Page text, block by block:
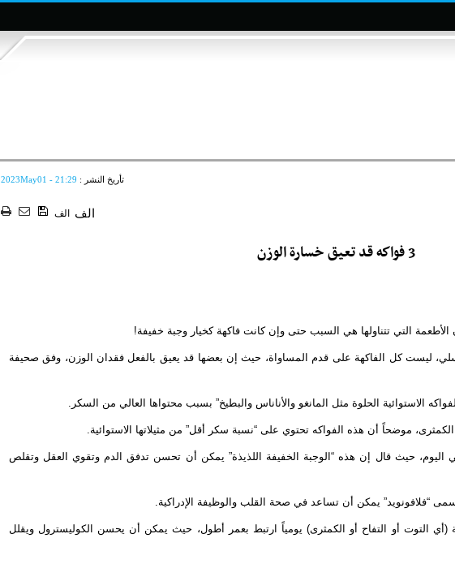
تأريخ النشر : 2023May01 - 21:29
الف الف
3 فواكه قد تعيق خسارة الوزن
التي تتناولها هي السبب حتى وإن كانت فاكهة كخيار وجبة خفيفة!
ليست كل الفاكهة على قدم المساواة، حيث إن بعضها قد يعيق بالفعل فقدان الوزن، وفق صحيفة
الاستوائية الحلوة مثل المانغو والأناناس والبطيخ” بسبب محتواها العالي من السكر.
الكمثرى، موضحاً أن هذه الفواكه تحتوي على “نسبة سكر أقل” من مثيلاتها الاستوائية.
اليوم، حيث قال إن هذه “الوجبة الخفيفة اللذيذة” يمكن أن تحسن تدفق الدم وتقوي العقل وتقلص
“فلافونويد” يمكن أن تساعد في صحة القلب والوظيفة الإدراكية.
(أي التوت أو التفاح أو الكمثرى) يومياً ارتبط بعمر أطول، حيث يمكن أن يحسن الكوليسترول ويقلل